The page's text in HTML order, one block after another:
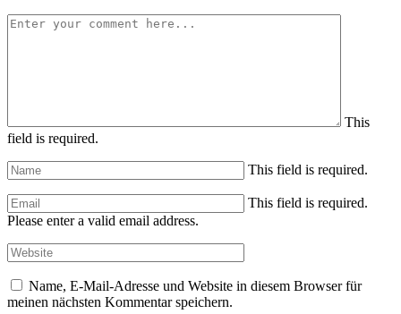
This
field is required.
This field is required.
This field is required.
Please enter a valid email address.
Name, E-Mail-Adresse und Website in diesem Browser für
meinen nächsten Kommentar speichern.